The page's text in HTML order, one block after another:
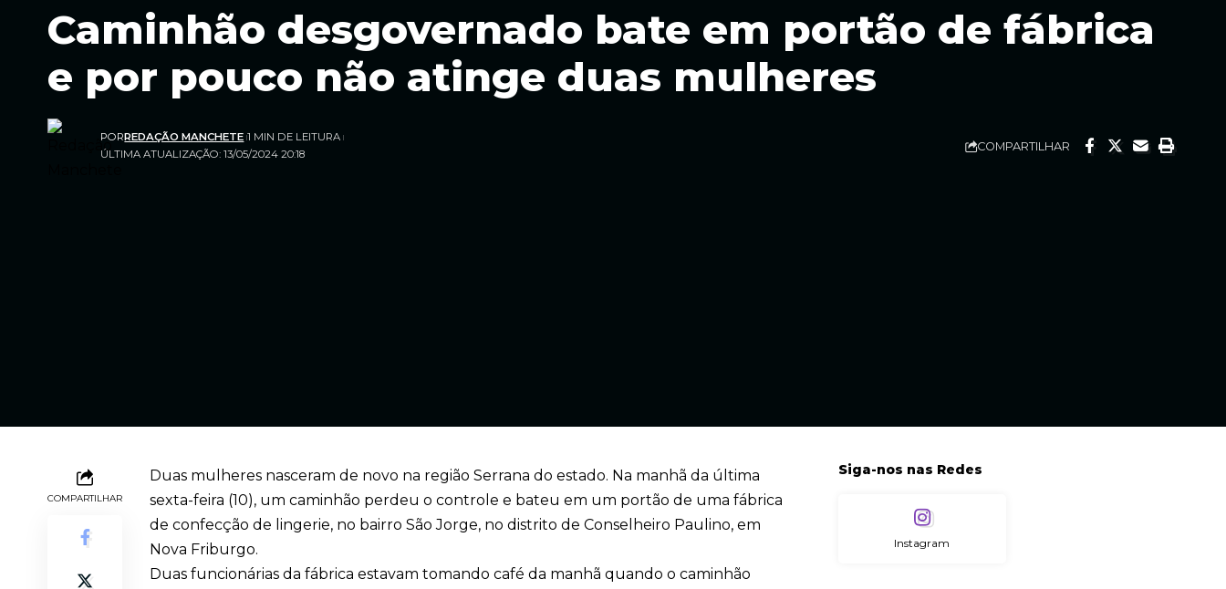
Caminhão desgovernado bate em portão de fábrica
e por pouco não atinge duas mulheres
ÚLTIMA ATUALIZAÇÃO: 13/05/2024 20:18
PORREDAÇÃO MANCHETE 1 MIN DE LEITURA
COMPARTILHAR
COMPARTILHAR
Duas mulheres nasceram de novo na região Serrana do estado. Na manhã da última
sexta-feira (10), um caminhão perdeu o controle e bateu em um portão de uma fábrica
de confecção de lingerie, no bairro São Jorge, no distrito de Conselheiro Paulino, em
Nova Friburgo.
Duas funcionárias da fábrica estavam tomando café da manhã quando o caminhão
Siga-nos nas Redes
Instagram